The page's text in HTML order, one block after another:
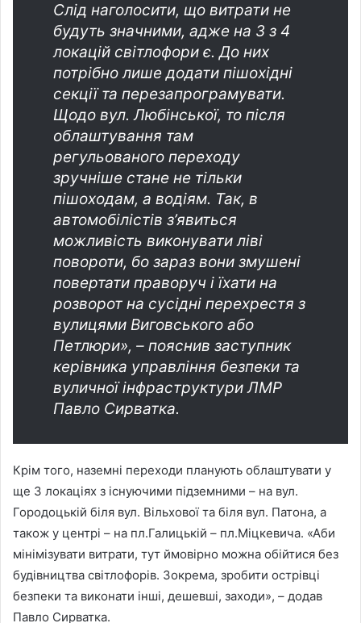
Слід наголосити, що витрати не
будуть значними, адже на 3 з 4
локацій світлофори є. До них
потрібно лише додати пішохідні
секції та перезапрограмувати.
Щодо вул. Любінської, то після
облаштування там
регульованого переходу
зручніше стане не тільки
пішоходам, а водіям. Так, в
автомобілістів з’явиться
можливість виконувати ліві
повороти, бо зараз вони змушені
повертати праворуч і їхати на
розворот на сусідні перехрестя з
вулицями Виговського або
Петлюри», – пояснив заступник
керівника управління безпеки та
вуличної інфраструктури ЛМР
Павло Сирватка.
Крім того, наземні переходи планують облаштувати у
ще 3 локаціях з існуючими підземними – на вул.
Городоцькій біля вул. Вільхової та біля вул. Патона, а
також у центрі – на пл.Галицькій – пл.Міцкевича. «Аби
мінімізувати витрати, тут ймовірно можна обійтися без
будівництва світлофорів. Зокрема, зробити острівці
безпеки та виконати інші, дешевші, заходи», – додав
Павло Сирватка.